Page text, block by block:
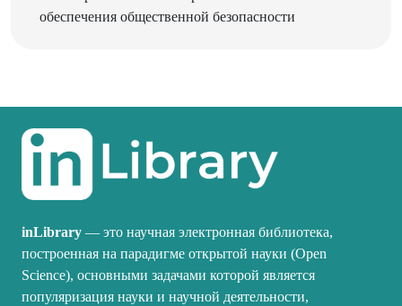
inLibrary — это научная электронная библиотека,
построенная на парадигме открытой науки (Open
Science), основными задачами которой является
популяризация науки и научной деятельности,